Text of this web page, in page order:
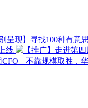
别呈现】寻找100种有意
线
【推广】走进第
CFO：不靠规模取胜，